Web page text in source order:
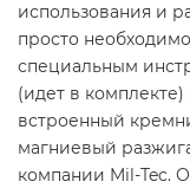
использования и
просто
специальным
(идет в
встроенный
магниевый
компании Mil-Tec.